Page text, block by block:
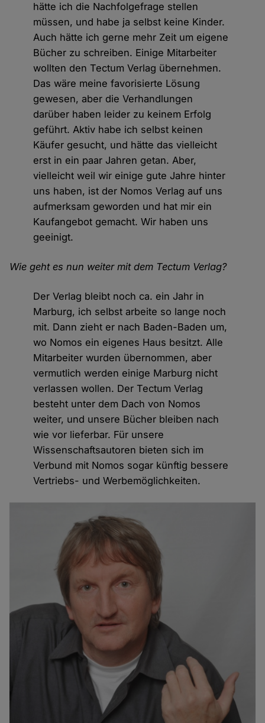
hätte ich die Nachfolgefrage stellen
müssen, und habe ja selbst keine Kinder.
Auch hätte ich gerne mehr Zeit um eigene
Bücher zu schreiben. Einige Mitarbeiter
wollten den Tectum Verlag übernehmen.
Das wäre meine favorisierte Lösung
gewesen, aber die Verhandlungen
darüber haben leider zu keinem Erfolg
geführt. Aktiv habe ich selbst keinen
Käufer gesucht, und hätte das vielleicht
erst in ein paar Jahren getan. Aber,
vielleicht weil wir einige gute Jahre hinter
uns haben, ist der Nomos Verlag auf uns
aufmerksam geworden und hat mir ein
Kaufangebot gemacht. Wir haben uns
geeinigt.
Wie geht es nun weiter mit dem Tectum Verlag?
Der Verlag bleibt noch ca. ein Jahr in
Marburg, ich selbst arbeite so lange noch
mit. Dann zieht er nach Baden-Baden um,
wo Nomos ein eigenes Haus besitzt. Alle
Mitarbeiter wurden übernommen, aber
vermutlich werden einige Marburg nicht
verlassen wollen. Der Tectum Verlag
besteht unter dem Dach von Nomos
weiter, und unsere Bücher bleiben nach
wie vor lieferbar. Für unsere
Wissenschaftsautoren bieten sich im
Verbund mit Nomos sogar künftig bessere
Vertriebs- und Werbemöglichkeiten.